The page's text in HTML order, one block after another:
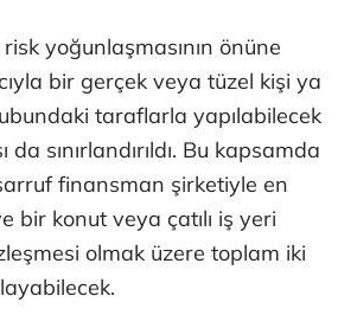
yoğunlaşmasının önüne
bir gerçek veya tüzel kişi ya
taraflarla yapılabilecek
da sınırlandırıldı. Bu kapsamda
finansman şirketiyle en
bir konut veya çatılı iş yeri
olmak üzere toplam iki